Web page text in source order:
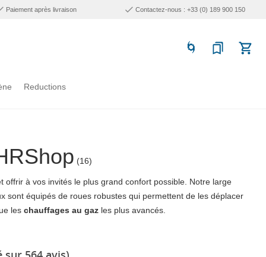
Paiement après livraison Contactez-nous : +33 (0) 189 900 150
Reductions
(16)
à vos invités le plus grand confort possible. Notre large
équipés de roues robustes qui permettent de les déplacer
les chauffages au gaz les plus avancés.